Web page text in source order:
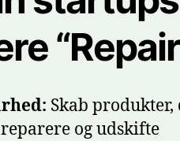
Skab produkter,
og udskifte